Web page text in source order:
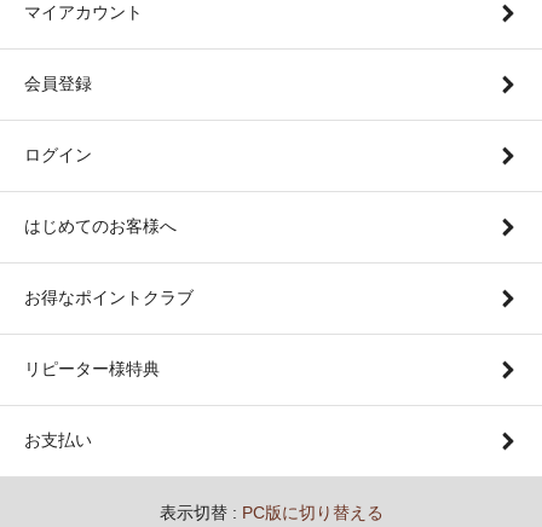
マイアカウント
会員登録
ログイン
はじめてのお客様へ
お得なポイントクラブ
リピーター様特典
お支払い
表示切替 : PC版に切り替える